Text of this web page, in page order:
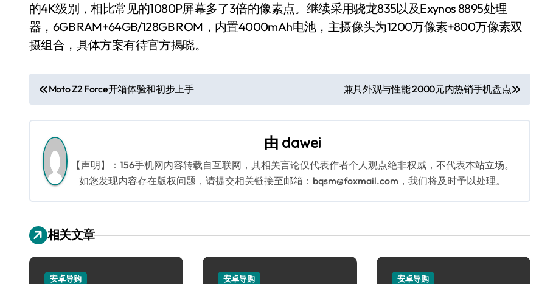
的4K级别，相比常见的1080P屏幕多了3倍的像素点。继续采用骁龙835以及Exynos 8895处理
器，6GB RAM+64GB/128GB ROM，内置4000mAh电池，主摄像头为1200万像素+800万像素双
摄组合，具体方案有待官方揭晓。
文
章
导
航
Moto Z2 Force开箱体验和初步上手 兼具外观与性能 2000元内热销手机盘点
由 dawei
【声明】：156手机网内容转载自互联网，其相关言论仅代表作者个人观点绝非权威，不代表本站立场。
如您发现内容存在版权问题，请提交相关链接至邮箱：bqsm@foxmail.com，我们将及时予以处理。
相关文章
安卓导购 安卓导购 安卓导购